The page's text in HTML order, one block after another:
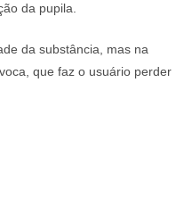
da pupila.
da substância, mas na
que faz o usuário perder